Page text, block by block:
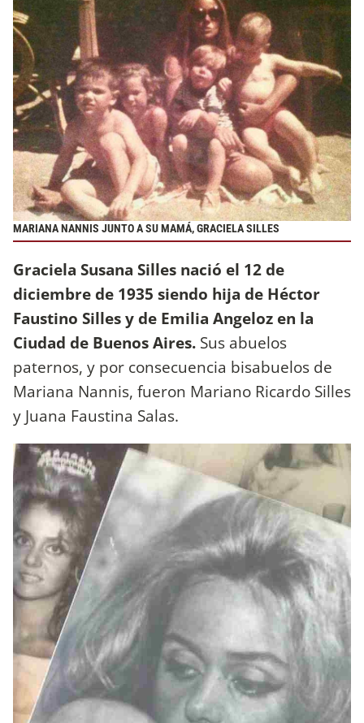
MARIANA NANNIS JUNTO A SU MAMÁ, GRACIELA SILLES
Graciela Susana Silles nació el 12 de
diciembre de 1935 siendo hija de Héctor
Faustino Silles y de Emilia Angeloz en la
Ciudad de Buenos Aires. Sus abuelos
paternos, y por consecuencia bisabuelos de
Mariana Nannis, fueron Mariano Ricardo Silles
y Juana Faustina Salas.